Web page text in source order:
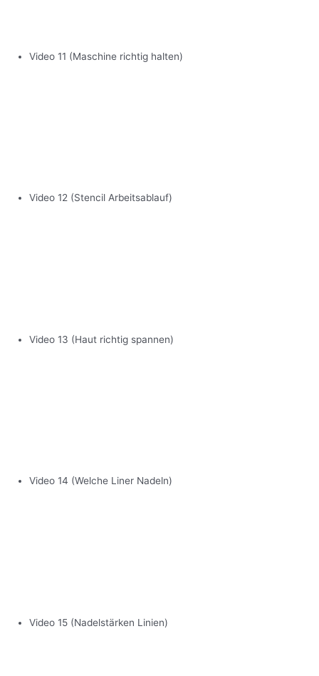
Video 11 (Maschine richtig halten)
Video 12 (Stencil Arbeitsablauf)
Video 13 (Haut richtig spannen)
Video 14 (Welche Liner Nadeln)
Video 15 (Nadelstärken Linien)